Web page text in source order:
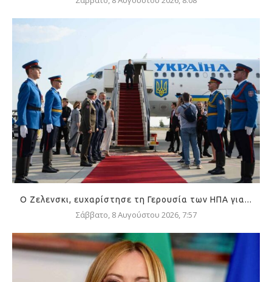
Ο Ζελενσκι, ευχαρίστησε τη Γερουσία των ΗΠΑ για...
Σάββατο, 8 Αυγούστου 2026, 7:57